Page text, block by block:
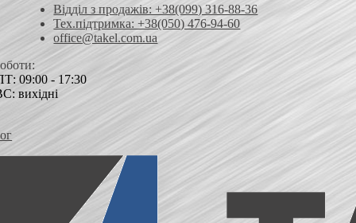
Відділ з продажів: +38(099) 316-88-36
Тех.підтримка: +38(050) 476-94-60
office@takel.com.ua
09:00 - 17:30
вихідні